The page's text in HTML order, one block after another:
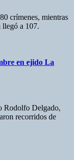
crímenes, mientras
llegó a 107.
en ejido La
Rodolfo Delgado,
recorridos de